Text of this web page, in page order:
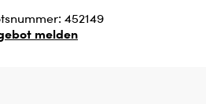
452149
melden